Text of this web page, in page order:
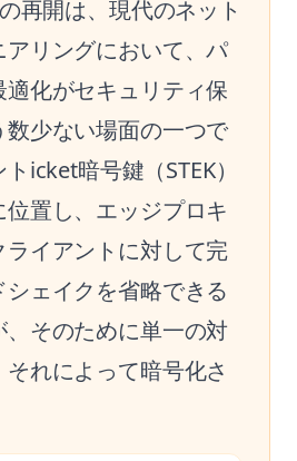
再開は、現代のネット
アリングにおいて、パ
化がセキュリティ保
少ない場面の一つで
icket暗号鍵（STEK）
置し、エッジプロキ
ライアントに対して完
ェイクを省略できる
、そのために単一の対
れによって暗号化さ